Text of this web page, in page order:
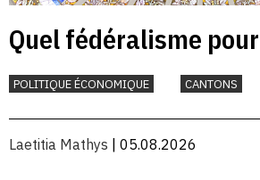
Quel fédéralisme
POLITIQUE ÉCONOMIQUE CANTONS
Laetitia Mathys | 05.08.2026